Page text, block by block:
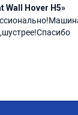
Wall Hover H5»